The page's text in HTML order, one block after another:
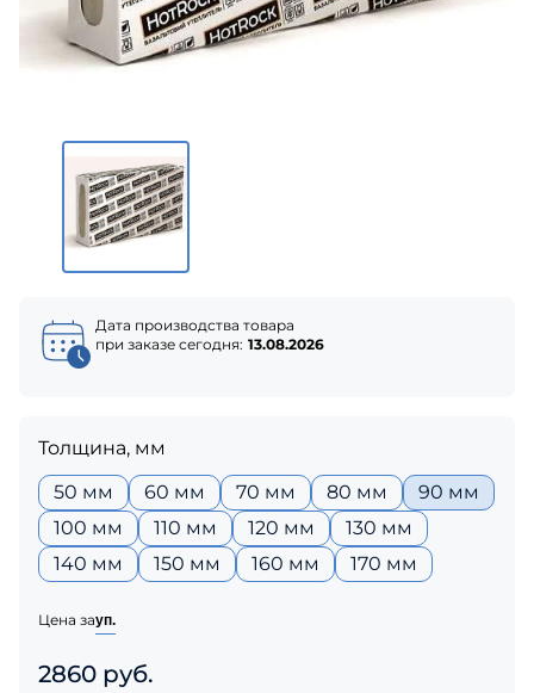
Дата производства товара
при заказе сегодня: 13.08.2026
Толщина, мм
50 мм
60 мм 70 мм 80 мм
90 мм
100 мм
110 мм 120 мм
130 мм
140 мм
150 мм 160 мм 170 мм
Цена зауп.
2860 руб.